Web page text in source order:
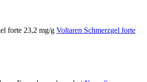
Voltaren Schmerzgel forte